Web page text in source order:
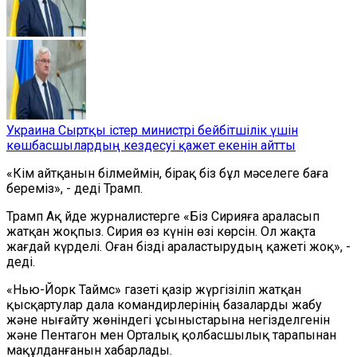
Украина Сыртқы істер министрі бейбітшілік үшін
көшбасшылардың кездесуі қажет екенін айтты
«Кім айтқанын білмеймін, бірақ біз бұл мәселеге баға
береміз», - деді Трамп.
Трамп Ақ Үйде журналистерге «Біз Сирияға араласып
жатқан жоқпыз. Сирия өз күнін өзі көрсін. Ол жақта
жағдай күрделі. Оған бізді араластырудың қажеті жоқ», -
деді.
«Нью-Йорк Таймс» газеті қазір жүргізіліп жатқан
қысқартулар дала командирлерінің базаларды жабу
және нығайту жөніндегі ұсыныстарына негізделгенін
және Пентагон мен Орталық қолбасшылық тарапынан
мақұлданғанын хабарлады.